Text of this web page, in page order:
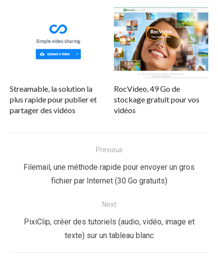
Streamable, la solution la
plus rapide pour publier et
partager des vidéos
RocVideo, 49 Go de
stockage gratuit pour vos
vidéos
Previous
Previous
Filemail, une méthode rapide pour envoyer un gros
fichier par Internet (30 Go gratuits)
Next
NextPixiClip, créer des tutoriels (audio, vidéo, image et
texte) sur un tableau blanc